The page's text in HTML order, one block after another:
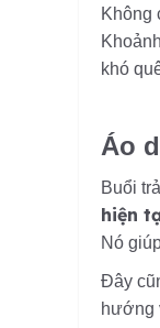
Không
khó
Áo
Buổi
hiện
Nó
Đây
hướng